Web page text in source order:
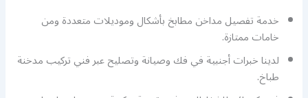
خدمة تفصيل مداخن مطابخ بأشكال وموديلات متعددة ومن
خامات ممتازة.
لدينا خبرات أجنبية في فك وصيانة وتصليح عبر فني تركيب مدخنة
طباخ.